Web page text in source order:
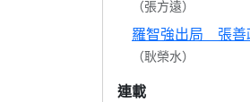
（張方遠）
羅智強出局 張善
（耿榮水）
連載